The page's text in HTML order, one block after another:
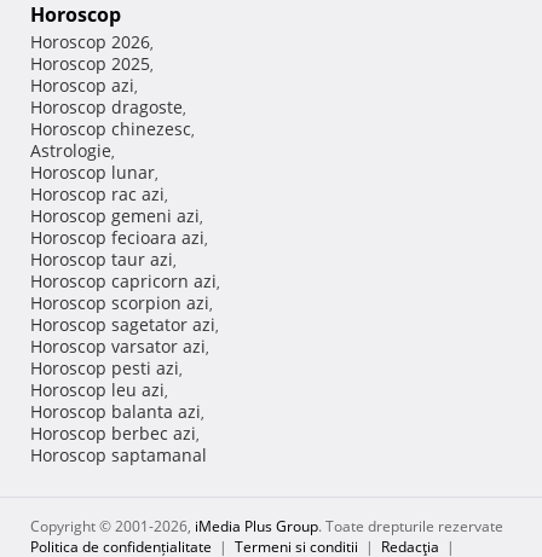
Horoscop
Horoscop 2026,
Horoscop 2025,
Horoscop azi,
Horoscop dragoste,
Horoscop chinezesc,
Astrologie,
Horoscop lunar,
Horoscop rac azi,
Horoscop gemeni azi,
Horoscop fecioara azi,
Horoscop taur azi,
Horoscop capricorn azi,
Horoscop scorpion azi,
Horoscop sagetator azi,
Horoscop varsator azi,
Horoscop pesti azi,
Horoscop leu azi,
Horoscop balanta azi,
Horoscop berbec azi,
Horoscop saptamanal
Copyright © 2001-2026, iMedia Plus Group. Toate drepturile rezervate
Politica de confidențialitate | Termeni si conditii | Redacţia |